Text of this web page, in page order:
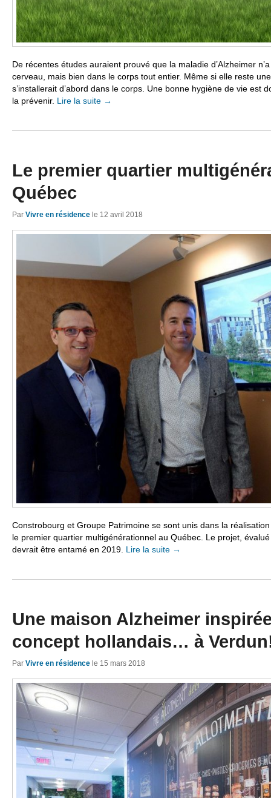
De récentes études auraient prouvé que la maladie d’Alzheimer
cerveau, mais bien dans le corps tout entier. Même si elle reste
s’installerait d’abord dans le corps. Une bonne hygiène de vie est
la prévenir. Lire la suite →
Le premier quartier
Québec
Par Vivre en résidence le 12 avril 2018
Constrobourg et Groupe Patrimoine se sont unis dans la
le premier quartier multigénérationnel au Québec. Le projet,
devrait être entamé en 2019. Lire la suite →
Une maison Alzheimer
concept hollandais… à
Par Vivre en résidence le 15 mars 2018